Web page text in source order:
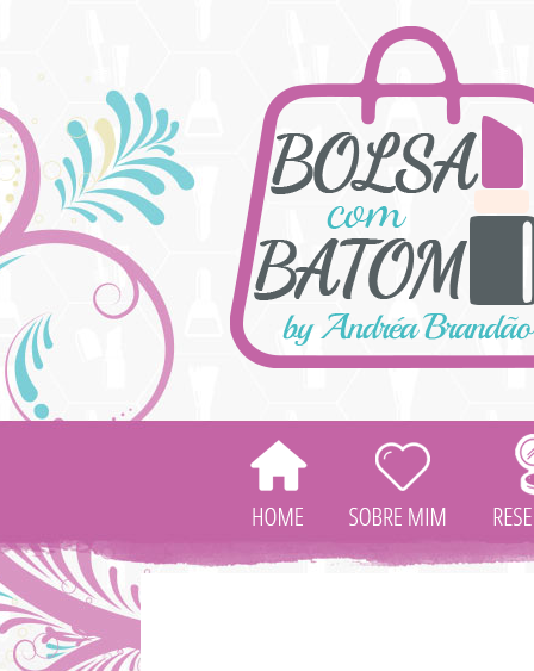
HOMESOBRE
MIM